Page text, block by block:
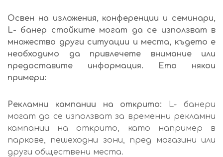
Освен на изложения, конференции и семинари,
L- банер стойките могат да се използват в
множество други ситуации и места, където е
необходимо да привлечете внимание или
предоставите информация. Ето някои
примери:
Рекламни кампании на открито:
L- банери
могат да се използват за временни рекламни
кампании на открито, като например в
паркове, пешеходни зони, пред магазини или
други обществени места.